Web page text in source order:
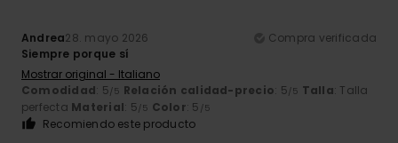
Andrea28. mayo 2026
Compra verificada
Siempre porque sí
Mostrar original - Italiano
Comodidad: 5/5 Relación calidad-precio: 5/5 Talla: Talla
perfecta Material: 5/5 Color: 5 /5
Recomiendo este producto